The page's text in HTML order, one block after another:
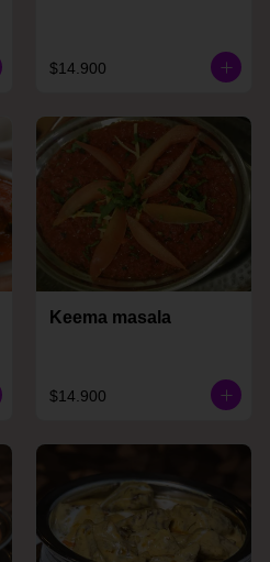
$14.900
Keema masala
$14.900